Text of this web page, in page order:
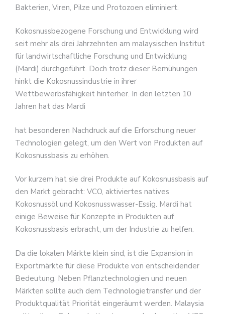
Bakterien, Viren, Pilze und Protozoen eliminiert.
Kokosnussbezogene Forschung und Entwicklung wird
seit mehr als drei Jahrzehnten am malaysischen Institut
für landwirtschaftliche Forschung und Entwicklung
(Mardi) durchgeführt. Doch trotz dieser Bemühungen
hinkt die Kokosnussindustrie in ihrer
Wettbewerbsfähigkeit hinterher. In den letzten 10
Jahren hat das Mardi
hat besonderen Nachdruck auf die Erforschung neuer
Technologien gelegt, um den Wert von Produkten auf
Kokosnussbasis zu erhöhen.
Vor kurzem hat sie drei Produkte auf Kokosnussbasis auf
den Markt gebracht: VCO, aktiviertes natives
Kokosnussöl und Kokosnusswasser-Essig. Mardi hat
einige Beweise für Konzepte in Produkten auf
Kokosnussbasis erbracht, um der Industrie zu helfen.
Da die lokalen Märkte klein sind, ist die Expansion in
Exportmärkte für diese Produkte von entscheidender
Bedeutung. Neben Pflanztechnologien und neuen
Märkten sollte auch dem Technologietransfer und der
Produktqualität Priorität eingeräumt werden. Malaysia